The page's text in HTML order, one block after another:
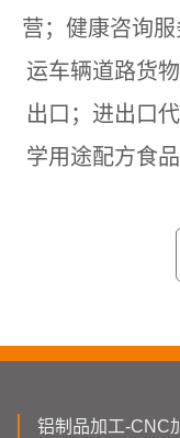
营；健康咨询
运车辆道路货
出口；进出口
学用途配方食
铝制品加工-CNC